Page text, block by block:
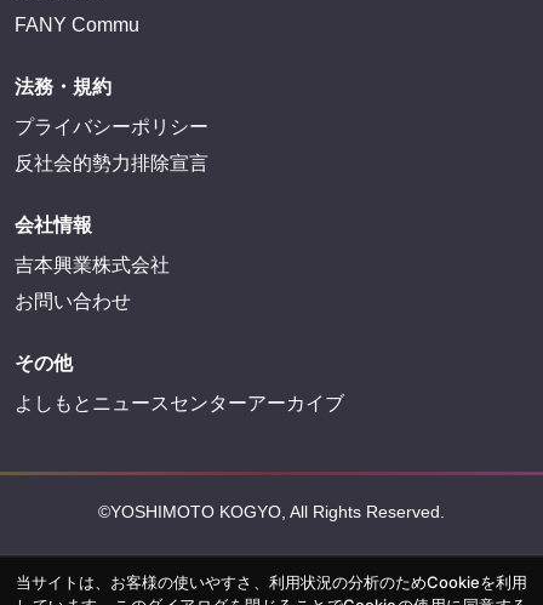
FANY Commu
法務・規約
プライバシーポリシー
反社会的勢力排除宣言
会社情報
吉本興業株式会社
お問い合わせ
その他
よしもとニュースセンターアーカイブ
©YOSHIMOTO KOGYO, All Rights Reserved.
当サイトは、お客様の使いやすさ、利用状況の分析のためCookieを利用